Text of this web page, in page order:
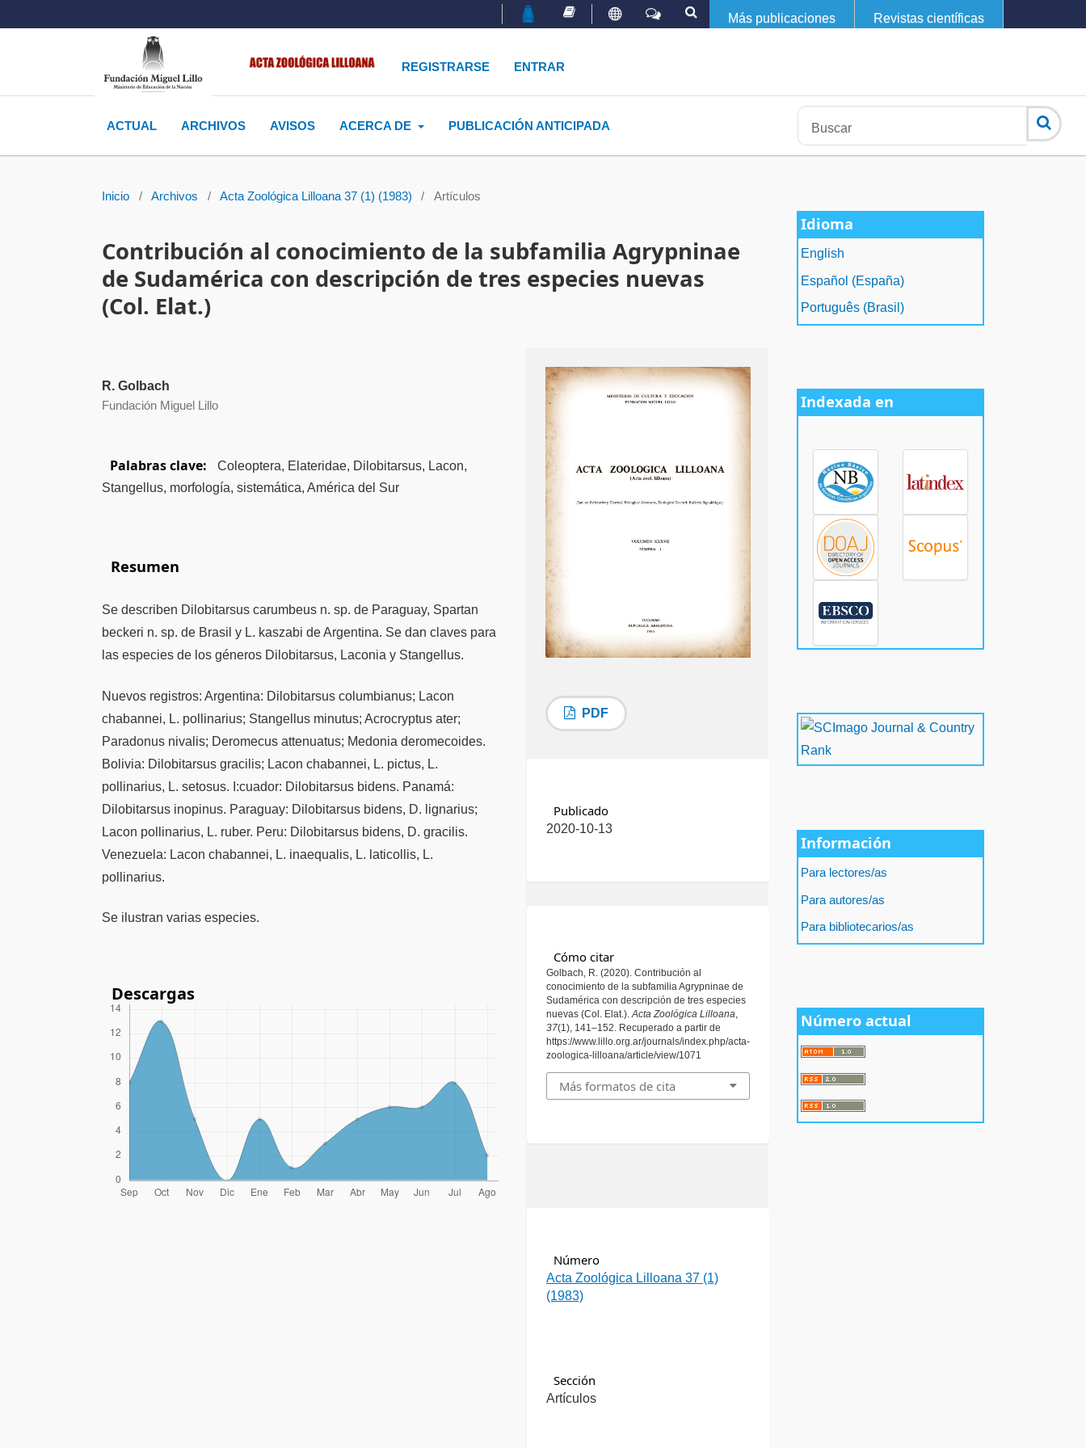
Más publicaciones Revistas científicas
REGISTRARSE ENTRAR
ACTUAL ARCHIVOS AVISOS ACERCA DE PUBLICACIÓN ANTICIPADA
Inicio / Archivos / Acta Zoológica Lilloana 37 (1) (1983) / Artículos
Contribución al conocimiento de la subfamilia Agrypninae
de Sudamérica con descripción de tres especies nuevas
(Col. Elat.)
R. Golbach
Fundación Miguel Lillo
Palabras clave:
Coleoptera, Elateridae, Dilobitarsus, Lacon,
Stangellus, morfología, sistemática, América del Sur
Resumen
Se describen Dilobitarsus carumbeus n. sp. de Paraguay, Spartan
beckeri n. sp. de Brasil y L. kaszabi de Argentina. Se dan claves para
las especies de los géneros Dilobitarsus, Laconia y Stangellus.
Nuevos registros: Argentina: Dilobitarsus columbianus; Lacon
chabannei, L. pollinarius; Stangellus minutus; Acrocryptus ater;
Paradonus nivalis; Deromecus attenuatus; Medonia deromecoides.
Bolivia: Dilobitarsus gracilis; Lacon chabannei, L. pictus, L.
pollinarius, L. setosus. I:cuador: Dilobitarsus bidens. Panamá:
Dilobitarsus inopinus. Paraguay: Dilobitarsus bidens, D. lignarius;
Lacon pollinarius, L. ruber. Peru: Dilobitarsus bidens, D. gracilis.
Venezuela: Lacon chabannei, L. inaequalis, L. laticollis, L.
pollinarius.
Se ilustran varias especies.
Descargas
PDF
Publicado
2020-10-13
Cómo citar
Golbach, R. (2020). Contribución al
conocimiento de la subfamilia Agrypninae de
Sudamérica con descripción de tres especies
nuevas (Col. Elat.).Acta Zoológica Lilloana,
37(1), 141–152. Recuperado a partir de
https://www.lillo.org.ar/journals/index.php/acta-
zoologica-lilloana/article/view/1071
Más formatos de cita
Número
Acta Zoológica Lilloana 37 (1)
(1983)
Sección
Artículos
Idioma
English
Español (España)
Português (Brasil)
Indexada en
Información
Para lectores/as
Para autores/as
Para bibliotecarios/as
Número actual